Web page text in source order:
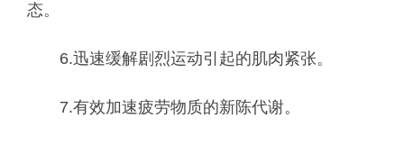
态。
6.迅速缓解剧烈运动引起的肌肉紧张。
7.有效加速疲劳物质的新陈代谢。